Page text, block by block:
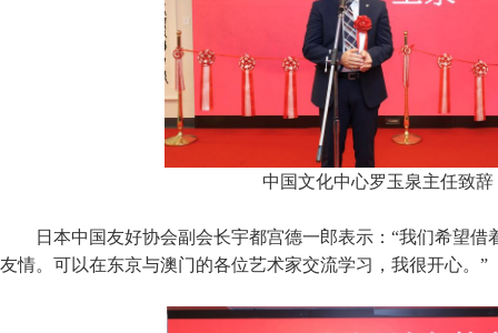
中国文化中心罗玉泉主任致辞
日本中国友好协会副会长宇都宫德一郎表示：“我们希望
友情。可以在东京与澳门的各位艺术家交流学习，我很开心。”